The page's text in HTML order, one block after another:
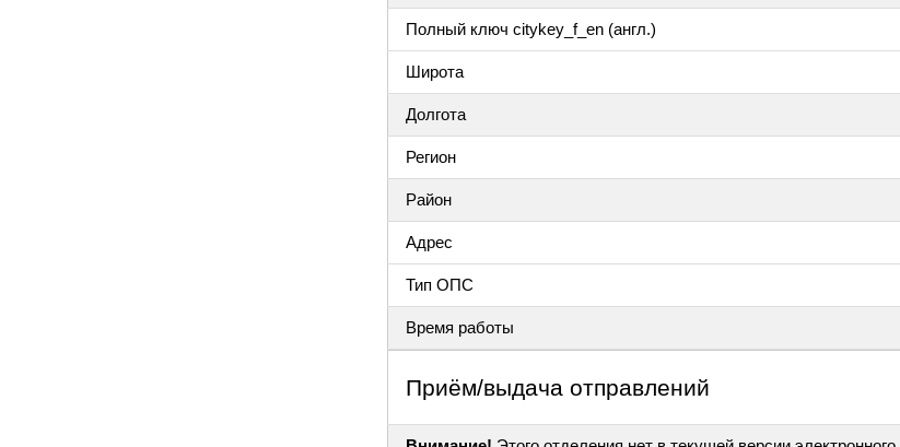
Полный ключ citykey_f_en (англ.)
Широта
Долгота
Регион
Район
Адрес
Тип ОПС
Время работы
Приём/выдача отправлений